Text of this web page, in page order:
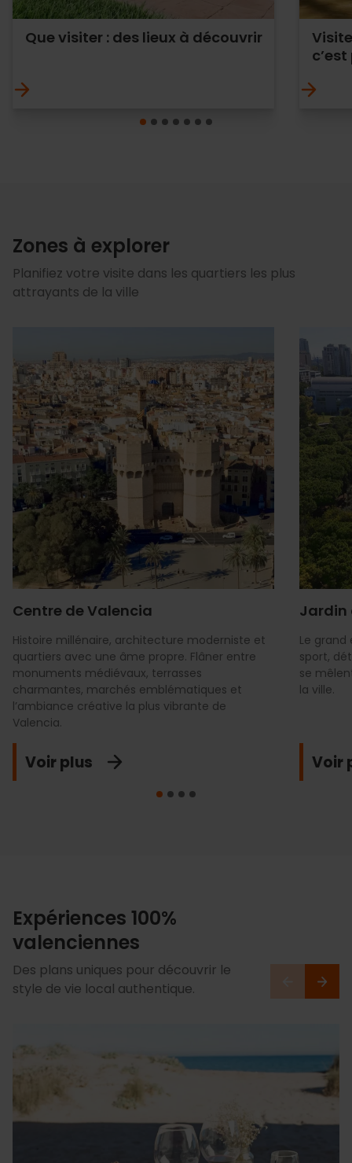
Que visiter : des lieux à découvrir
Zones à explorer
Planifiez votre visite dans les quartiers les plus
attrayants de la ville
Centre de Valencia
Histoire millénaire, architecture moderniste et
quartiers avec une âme propre. Flâner entre
monuments médiévaux, terrasses
charmantes, marchés emblématiques et
l’ambiance créative la plus vibrante de
Valencia.
Voir plus
Jardin
Le
sport,
se
la ville.
Voir
Expériences 100%
valenciennes
Des plans uniques pour découvrir le
style de vie local authentique.